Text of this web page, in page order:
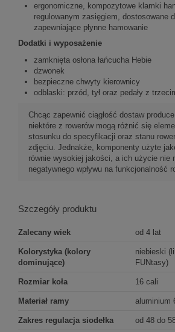
ergonomiczne, kompozytowe klamki
regulowanym zasięgiem, dostosowane
zapewniające płynne hamowanie
Dodatki i wyposażenie
zamknięta osłona łańcucha Hebie
dzwonek
bezpieczne chwyty kierownicy
odblaski: przód, tył oraz pedały z
Chcąc zapewnić ciągłość dostaw
niektóre z rowerów mogą różnić się
stosunku do specyfikacji oraz stanu
zdjęciu. Jednakże, komponenty użyte
równie wysokiej jakości, a ich użycie nie
negatywnego wpływu na funkcjonalność
Szczegóły produktu
Zalecany wiek od 4 lat
Kolorystyka (kolory
dominujące)
niebieski
FUNtasy)
Rozmiar koła 16 cali
Materiał ramy aluminium
Zakres regulacja siodełka od 48 do